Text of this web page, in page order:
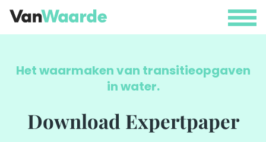
Menu
Het waarmaken van transitieopgaven
in water.
Download Expertpaper